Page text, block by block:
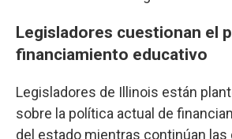
Legisladores cuestionan el
financiamiento educativo
Legisladores de Illinois están
sobre la política actual de
del estado mientras continúan las